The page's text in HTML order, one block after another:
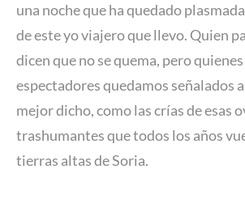
una noche que ha quedado
de este yo viajero que llevo. Quien
dicen que no se quema, pero
espectadores quedamos señalados
mejor dicho, como las crías de esas
trashumantes que todos los años
tierras altas de Soria.